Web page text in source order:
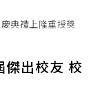
典禮上隆重授獎
傑出校友 校